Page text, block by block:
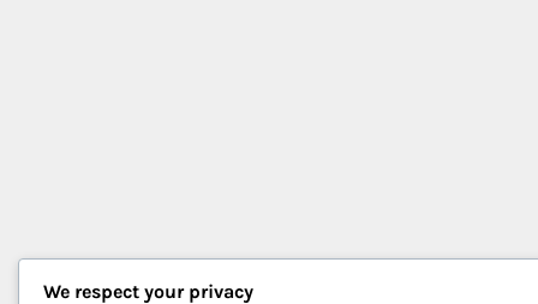
We respect your privacy